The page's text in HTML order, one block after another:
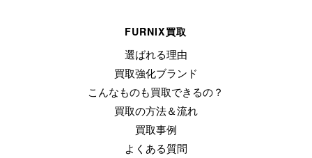
FURNIX買取
選ばれる理由
買取強化ブランド
こんなものも買取できるの？
買取の方法＆流れ
買取事例
よくある質問